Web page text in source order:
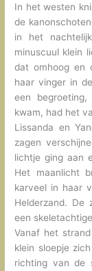
In het westen
de
in het
minuscuul klein
dat omhoog en
haar vinger in
een
kwam, had het
Lissanda en
zagen
lichtje ging aan
Het maanlicht
karveel in haar
Helderzand. De
een
Vanaf het
klein sloepje
richting van de